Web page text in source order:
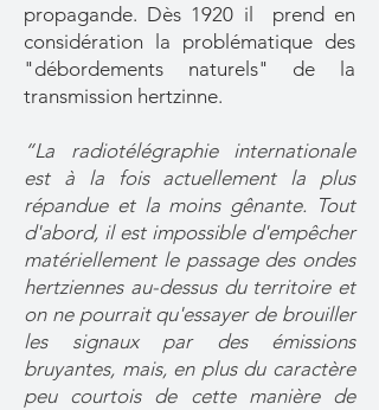
propagande. Dès 1920 il prend en
considération la problématique des
"débordements naturels" de la
transmission hertzinne.
“La radiotélégraphie internationale
est à la fois actuellement la plus
répandue et la moins gênante. Tout
d'abord, il est impossible d'empêcher
matériellement le passage des ondes
hertziennes au-dessus du territoire et
on ne pourrait qu'essayer de brouiller
les signaux par des émissions
bruyantes, mais, en plus du caractère
peu courtois de cette manière de